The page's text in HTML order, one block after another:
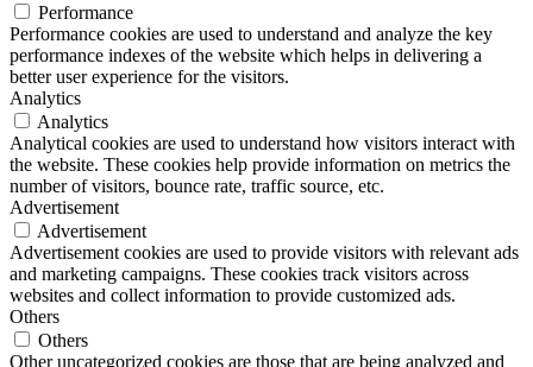
Performance
Performance cookies are used to understand and analyze the key
performance indexes of the website which helps in delivering a
better user experience for the visitors.
Analytics
Analytics
Analytical cookies are used to understand how visitors interact with
the website. These cookies help provide information on metrics the
number of visitors, bounce rate, traffic source, etc.
Advertisement
Advertisement
Advertisement cookies are used to provide visitors with relevant ads
and marketing campaigns. These cookies track visitors across
websites and collect information to provide customized ads.
Others
Others
Other uncategorized cookies are those that are being analyzed and